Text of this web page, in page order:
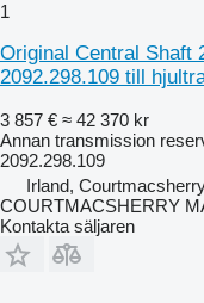
1
Original Central Shaft
2092.298.109 till
3 857 € ≈ 42 370 kr
Annan transmission
2092.298.109
Irland,
COURTMACSHERRY
Kontakta säljaren